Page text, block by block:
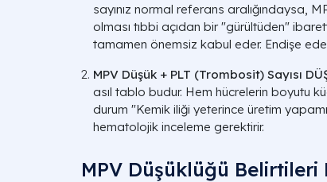
sayınız normal referans aralığındaysa,
olması tıbbi açıdan bir "gürültüden"
tamamen önemsiz kabul eder. Endişe
MPV Düşük + PLT (Trombosit) Sayısı
asıl tablo budur. Hem hücrelerin boyutu
durum "Kemik iliği yeterince üretim
hematolojik inceleme gerektirir.
MPV Düşüklüğü Belirtileri